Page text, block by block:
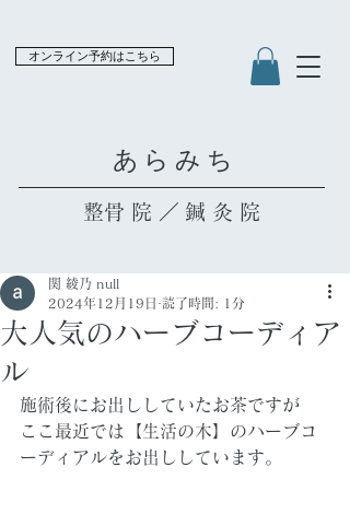
オンライン予約はこちら
​あらみち
​整骨院／鍼灸院
大人気のハーブコーディア
ル
関 綾乃 null
2024年12月19日
読了時間: 1分
施術後にお出ししていたお茶ですが
ここ最近では【生活の木】のハーブコ
ーディアルをお出ししています。